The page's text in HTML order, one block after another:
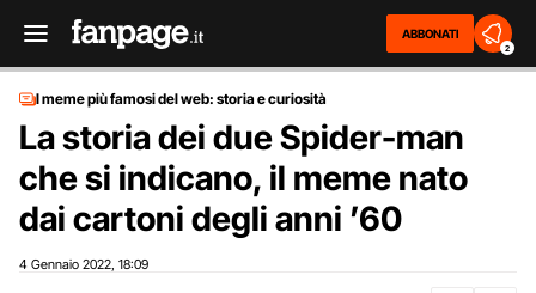
ABBONATI
2
I meme più famosi del web: storia e curiosità
La storia dei due Spider-man
che si indicano, il meme nato
dai cartoni degli anni ’60
4 Gennaio 2022 18:09